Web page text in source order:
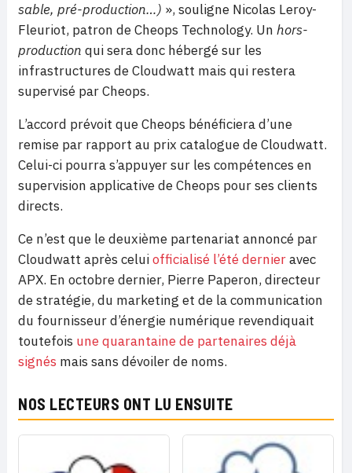
sable, pré-production…) », souligne Nicolas Leroy-
Fleuriot, patron de Cheops Technology. Un hors-
production qui sera donc hébergé sur les
infrastructures de Cloudwatt mais qui restera
supervisé par Cheops.
L’accord prévoit que Cheops bénéficiera d’une
remise par rapport au prix catalogue de Cloudwatt.
Celui-ci pourra s’appuyer sur les compétences en
supervision applicative de Cheops pour ses clients
directs.
Ce n’est que le deuxième partenariat annoncé par
Cloudwatt après celuiofficialisé l’été dernieravec
APX. En octobre dernier, Pierre Paperon, directeur
de stratégie, du marketing et de la communication
du fournisseur d’énergie numérique revendiquait
toutefois une quarantaine de partenaires déjà
signés mais sans dévoiler de noms.
NOS LECTEURS ONT LU ENSUITE